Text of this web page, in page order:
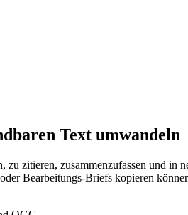
Text umwandeln
zitieren, zusammenzufassen und
Bearbeitungs-Briefs kopieren